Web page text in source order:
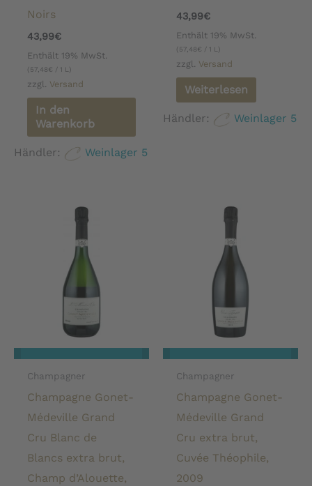
Noirs
43,99€
Enthält 19% MwSt.
(57,48 € / 1 L)
zzgl. Versand
In den
Warenkorb
Händler: Weinlager 5
43,99€
Enthält 19% MwSt.
(57,48 € / 1 L)
zzgl. Versand
Weiterlesen
Händler: Weinlager 5
Champagner
Champagne Gonet-
Médeville Grand
Cru Blanc de
Blancs extra brut,
Champ d’Alouette,
Champagner
Champagne Gonet-
Médeville Grand
Cru extra brut,
Cuvée Théophile,
2009